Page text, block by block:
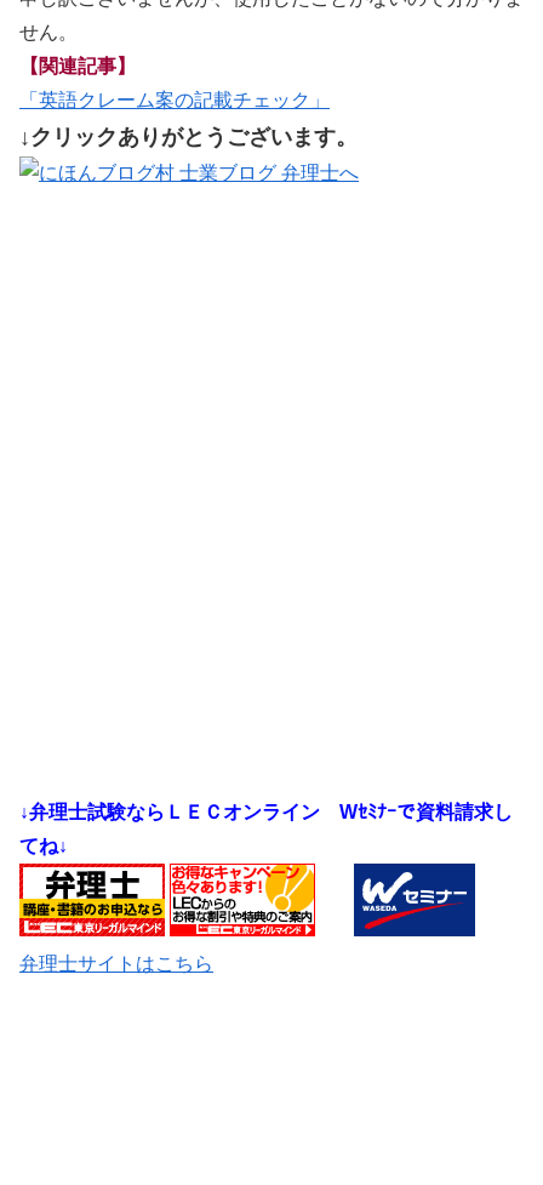
せん。
【関連記事】
「英語クレーム案の記載チェック」
↓クリックありがとうございます。
↓弁理士試験ならＬＥＣオンライン
Wｾﾐﾅｰで資料請求し
てね↓
弁理士サイトはこちら